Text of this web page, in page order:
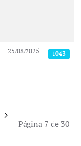
25/08/2025 1043
Página 7 de 30